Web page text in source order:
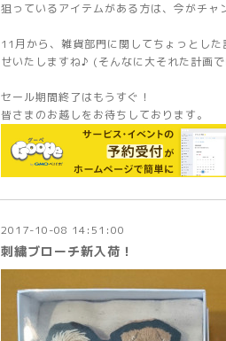
狙っているアイテムがある方は、今がチャ
11月から、雑貨部門に関してちょっとし
せいたしますね♪ (そんなに大それた計画
セール期間終了はもうすぐ！
皆さまのお越しをお待ちしております。
2017-10-08 14:51:00
刺繍ブローチ新入荷！